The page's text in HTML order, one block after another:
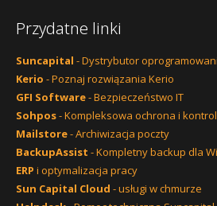
Przydatne linki
Suncapital - Dystrybutor
Kerio - Poznaj rozwiązania Kerio
GFI Software- Bezpieczeństwo IT
Sohpos- Kompleksowa ochrona i
Mailstore- Archiwizacja poczty
BackupAssist - Kompletny backup dla
ERP i optymalizacja pracy
Sun Capital Cloud - usługi w chmurze